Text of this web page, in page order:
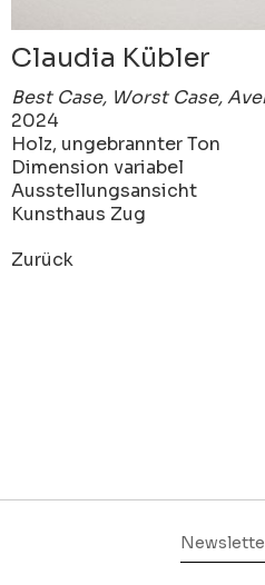
Claudia Kübler
Best Case, Worst Case,
2024
Holz, ungebrannter Ton
Dimension variabel
Ausstellungsansicht
Kunsthaus Zug
Zurück